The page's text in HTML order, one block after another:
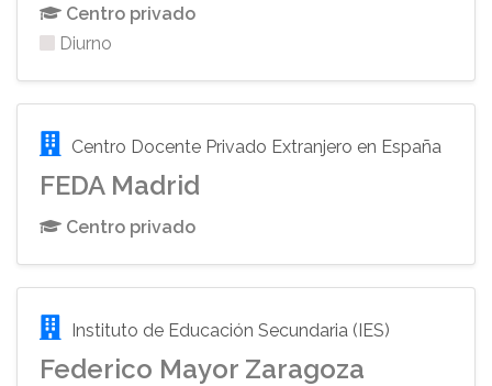
Centro privado
Diurno
Centro Docente Privado Extranjero en España
FEDA Madrid
Centro privado
Instituto de Educación Secundaria (IES)
Federico Mayor Zaragoza